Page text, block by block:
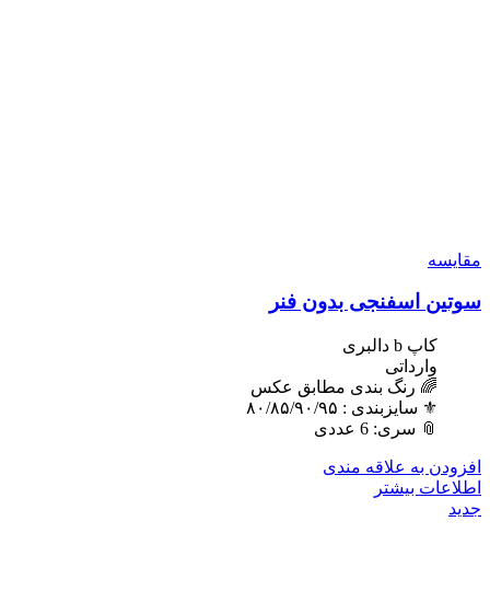
مقایسه
سوتین اسفنجی بدون فنر
کاپ b دالبری
وارداتی
🌈 رنگ بندی مطابق عکس
⚜️ سایزبندی : ٨٠/٨۵/٩٠/٩۵
📎 سری: 6 عددی
افزودن به علاقه مندی
اطلاعات بیشتر
جدید